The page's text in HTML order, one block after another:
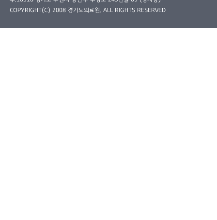
COPYRIGHT(C) 2008 경기도의료원. ALL RIGHTS RESERVED